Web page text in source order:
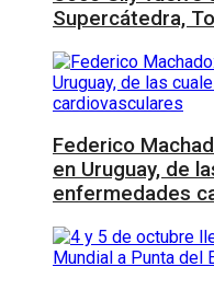
Supercátedra,
Federico
en Uruguay, de
enfermedades